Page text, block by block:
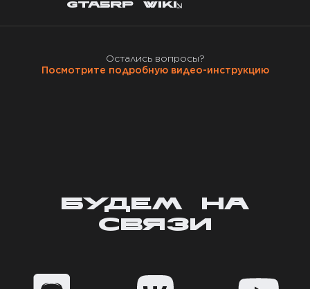
GTA5RP WIKI
Остались вопросы?
Посмотрите подробную видео-инструкцию
БУДЕМ НА
СВЯЗИ